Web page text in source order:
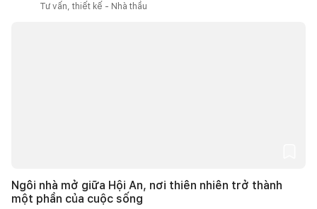
Tư vấn, thiết kế - Nhà thầu
Ngôi nhà mở giữa Hội An, nơi thiên nhiên trở thành
một phần của cuộc sống